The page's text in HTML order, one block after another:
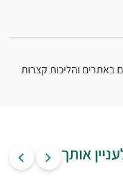
באתרים והליכות קצרות
אותך